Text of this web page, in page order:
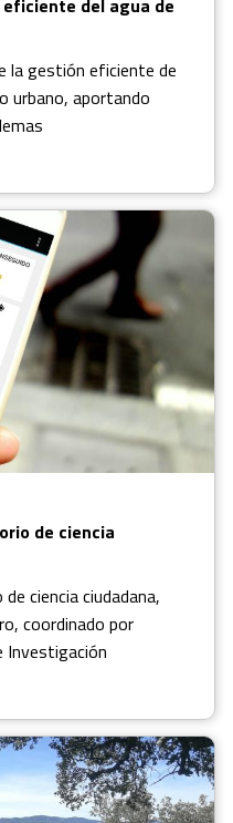
eficiente del agua de
la gestión eficiente de
urbano, aportando
de ciencia
ciencia ciudadana,
coordinado por
Investigación